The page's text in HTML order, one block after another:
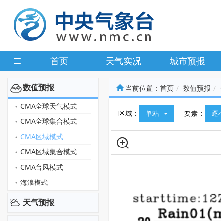
首页 天气实况 城市预报
数值预报
CMA全球天气模式
CMA全球集合模式
CMA区域模式
CMA区域集合模式
CMA台风模式
海浪模式
天气预报
当前位置： 首页 数值预报
区域： 单站 要素： 逐